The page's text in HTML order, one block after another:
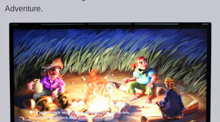
Adventure.